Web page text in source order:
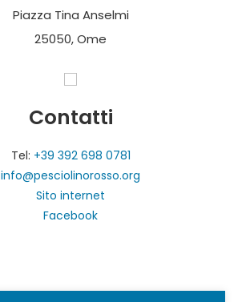
Piazza Tina Anselmi
25050, Ome
Contatti
Tel: +39 392 698 0781
info@pesciolinorosso.org
Sito internet
Facebook